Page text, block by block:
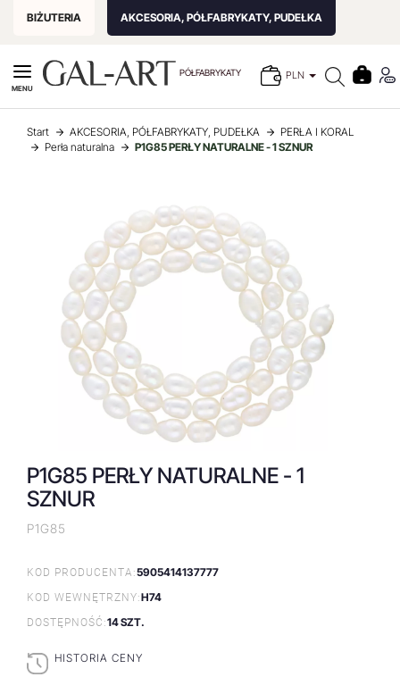
BIŻUTERIA AKCESORIA, PÓŁFABRYKATY, PUDEŁKA
PÓŁFABRYKATY PLN
MENU
Start AKCESORIA, PÓŁFABRYKATY, PUDEŁKA
PERŁA I KORAL
Perła naturalna
P1G85 PERŁY NATURALNE - 1 SZNUR
P1G85 PERŁY NATURALNE - 1
SZNUR
P1G85
KOD PRODUCENTA:5905414137777
KOD WEWNĘTRZNY:H74
DOSTĘPNOŚĆ:14 SZT.
HISTORIA CENY